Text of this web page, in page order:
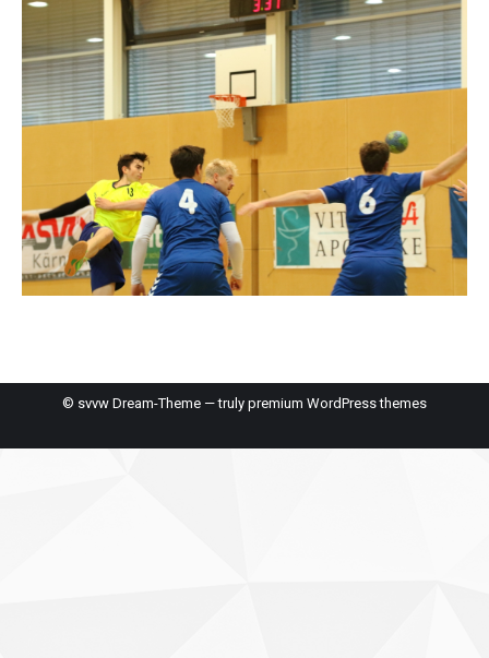
© svvw Dream-Theme — truly premium WordPress themes